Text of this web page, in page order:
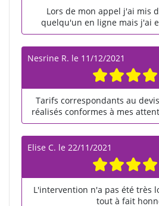
Lors de mon appel j'ai mis
quelqu'un en ligne mais j'ai
Nesrine R. le 11/12/2021
Tarifs correspondants au
réalisés conformes à mes
Elise C. le 22/11/2021
L'intervention n'a pas été très
tout à fait